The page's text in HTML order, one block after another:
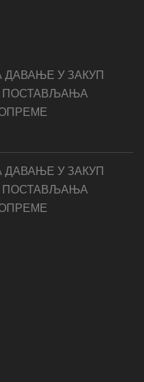
ДАВАЊЕ У ЗАКУП
ПОСТАВЉАЊА
ДАВАЊЕ У ЗАКУП
ПОСТАВЉАЊА